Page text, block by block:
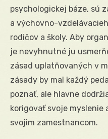
psychologickej báze, sú
a výchovno-
rodičov a školy. Aby
je nevyhnutné ju
zásad uplatňovaných v
zásady by mal každý
poznať, ale hlavne
korigovať svoje myslenie
svojim zamestnancom.